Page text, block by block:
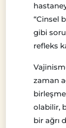
“Cinsel
gibi
refleks
zaman
olabilir,
bir ağrı